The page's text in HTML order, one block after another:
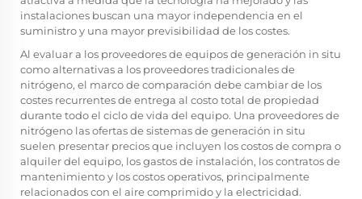
instalaciones buscan una mayor independencia en el
suministro y una mayor previsibilidad de los costes.
Al evaluar a los proveedores de equipos de generación in situ
como alternativas a los proveedores tradicionales de
nitrógeno, el marco de comparación debe cambiar de los
costes recurrentes de entrega al costo total de propiedad
durante todo el ciclo de vida del equipo. Una proveedores de
nitrógeno las ofertas de sistemas de generación in situ
suelen presentar precios que incluyen los costos de compra o
alquiler del equipo, los gastos de instalación, los contratos de
mantenimiento y los costos operativos, principalmente
relacionados con el aire comprimido y la electricidad.